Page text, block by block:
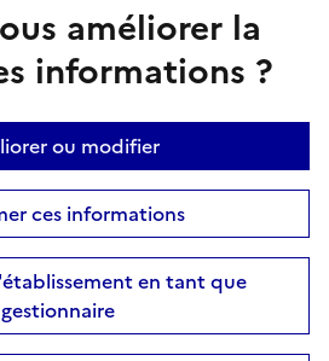
améliorer la
informations ?
ou modifier
ces informations
en tant que
gestionnaire